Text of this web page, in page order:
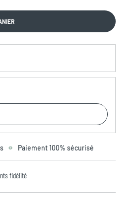
Paiement 100% sécurisé
fidélité